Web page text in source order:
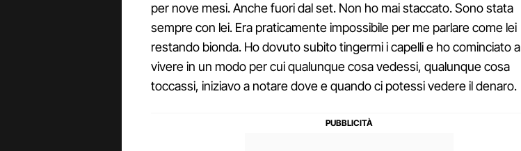
per nove mesi. Anche fuori dal set. Non ho mai staccato. Sono stata
sempre con lei. Era praticamente impossibile per me parlare come lei
restando bionda. Ho dovuto subito tingermi i capelli e ho cominciato a
vivere in un modo per cui qualunque cosa vedessi, qualunque cosa
toccassi, iniziavo a notare dove e quando ci potessi vedere il denaro.